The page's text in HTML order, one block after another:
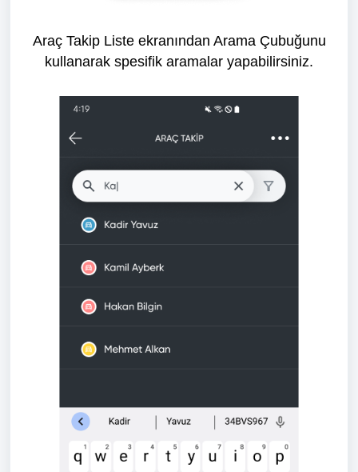
Araç Takip Liste ekranından Arama Çubuğunu
kullanarak spesifik aramalar yapabilirsiniz.